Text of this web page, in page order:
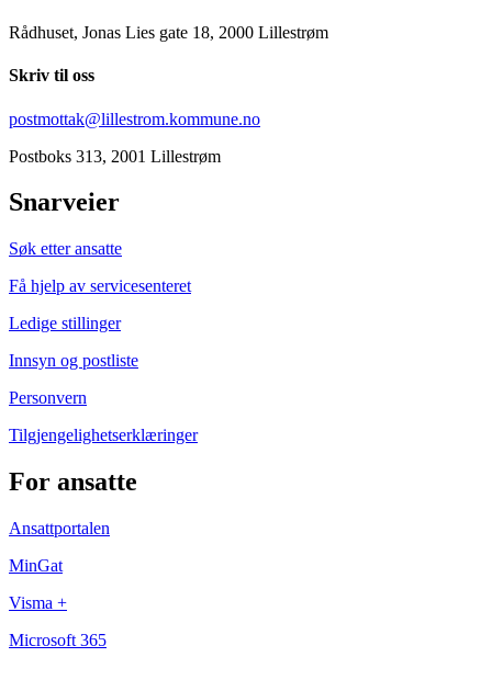
Rådhuset, Jonas Lies gate 18, 2000 Lillestrøm
Skriv til oss
postmottak@lillestrom.kommune.no
Postboks 313, 2001 Lillestrøm
Snarveier
Søk etter ansatte
Få hjelp av servicesenteret
Ledige stillinger
Innsyn og postliste
Personvern
Tilgjengelighetserklæringer
For ansatte
Ansattportalen
MinGat
Visma +
Microsoft 365